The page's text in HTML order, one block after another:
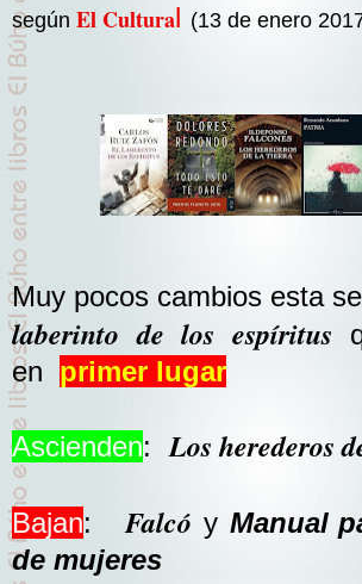
según El Cultural (13 de enero
Muy pocos cambios esta
laberinto de los espíritus
en primer lugar
Ascienden: Los herederos
Bajan: Falcó y Manual
de mujeres